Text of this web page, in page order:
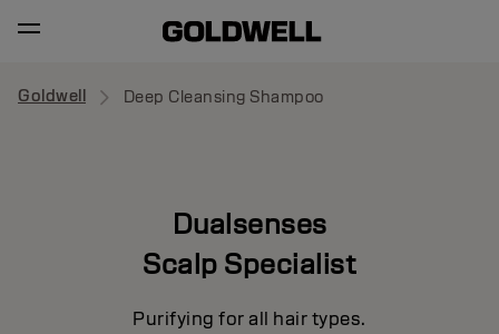
Goldwell Deep Cleansing Shampoo
Dualsenses
Scalp Specialist
Purifying for all hair types.